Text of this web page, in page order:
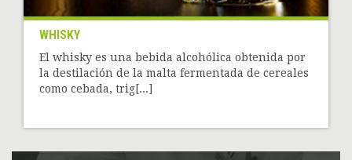
WHISKY
El whisky es una bebida alcohólica obtenida por
la destilación de la malta fermentada de cereales
como cebada, trig[...]